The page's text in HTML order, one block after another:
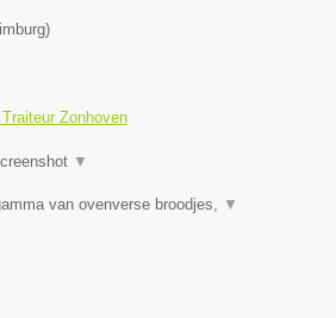
)
Zonhoven
▼
van ovenverse broodjes, ▼